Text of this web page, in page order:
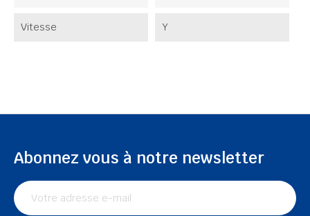
Vitesse Y
Abonnez vous à notre newsletter